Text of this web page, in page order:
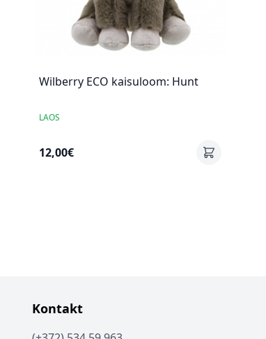
Wilberry ECO kaisuloom: Hunt
LAOS
12,00€
Kontakt